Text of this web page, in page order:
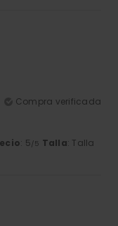
Compra verificada
: 5/5 Talla: Talla